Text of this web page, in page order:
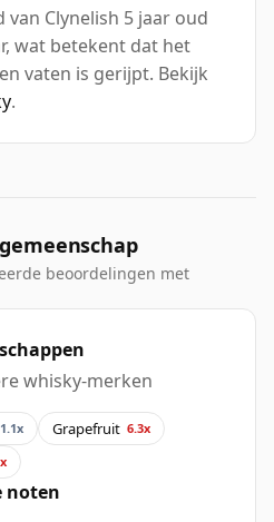
Clynelish 5 jaar oud
wat betekent dat het
vaten is gerijpt. Bekijk
.
beoordelingen met
whisky-merken
Grapefruit 6.3x
noten